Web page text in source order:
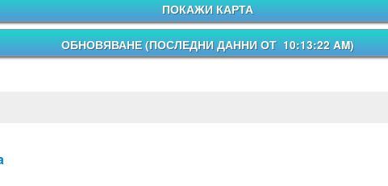
ПОКАЖИ КАРТА
ОБНОВЯВАНЕ (ПОСЛЕДНИ ДАННИ ОТ 10:13:22 AM)